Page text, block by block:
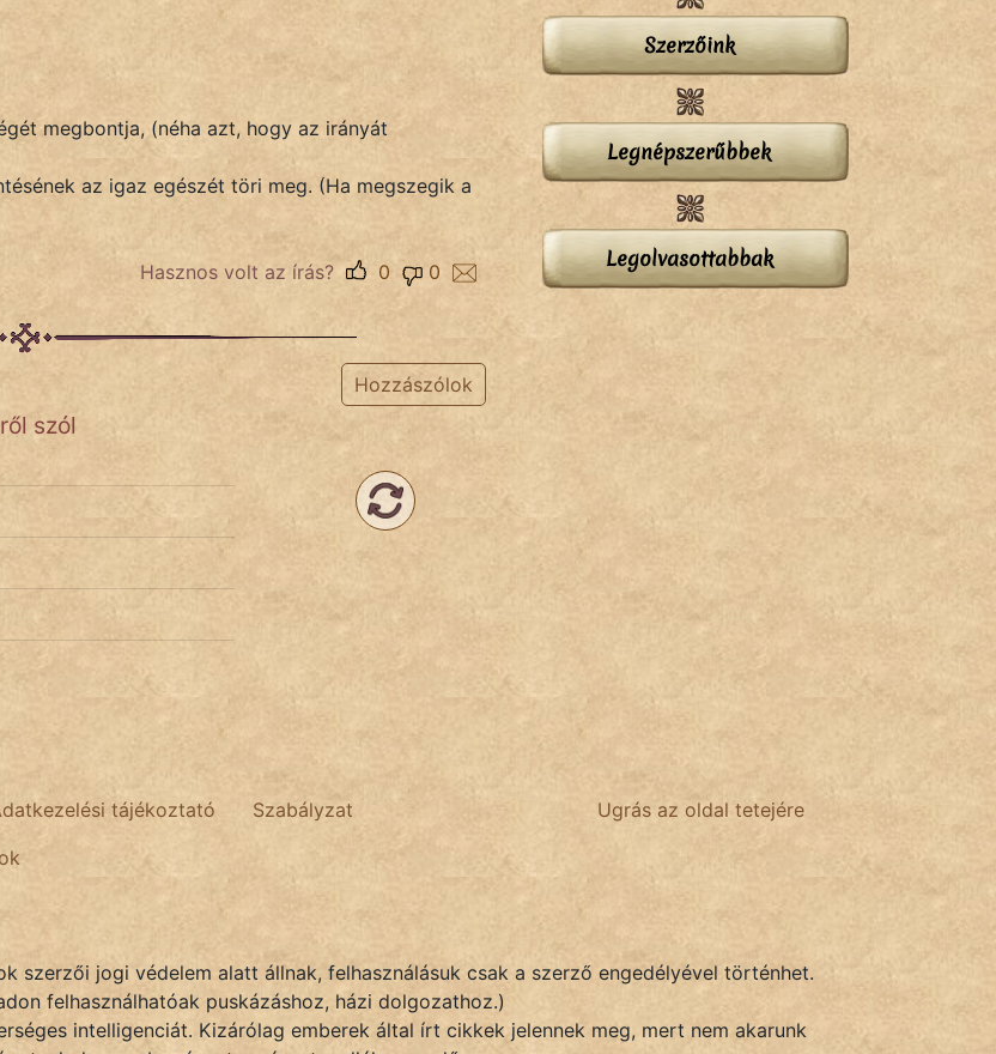
megbontja, (néha azt, hogy az irányát
az igaz egészét töri meg. (Ha megszegik a
Hasznos volt az írás? 0
0
Hozzászólok
szól
Szerzőink
Legnépszerűbbek
Legolvasottabbak
Ugrás az oldal tetejére
tájékoztató
Szabályzat
jogi védelem alatt állnak, felhasználásuk csak a szerző engedélyével történhet.
felhasználhatóak puskázáshoz, házi dolgozathoz.)
intelligenciát. Kizárólag emberek által írt cikkek jelennek meg, mert nem akarunk